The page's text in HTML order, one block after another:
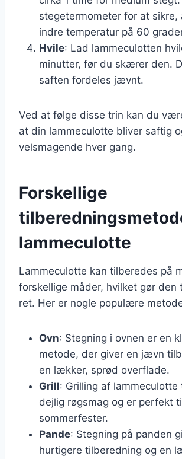
stegetermometer for at sikre,
indre temperatur på 60
Hvile: Lad lammeculotten
minutter, før du skærer den.
saften fordeles jævnt.
Ved at følge disse trin kan du
at din lammeculotte bliver saftig
velsmagende hver gang.
Forskellige
lammeculotte
Lammeculotte kan tilberedes på
forskellige måder, hvilket gør den
ret. Her er nogle populære
Ovn: Stegning i ovnen er en
metode, der giver en jævn
en lækker, sprød overflade.
Grill: Grilling af lammeculotte
dejlig røgsmag og er perfekt
sommerfester.
Pande: Stegning på panden
hurtigere tilberedning og en